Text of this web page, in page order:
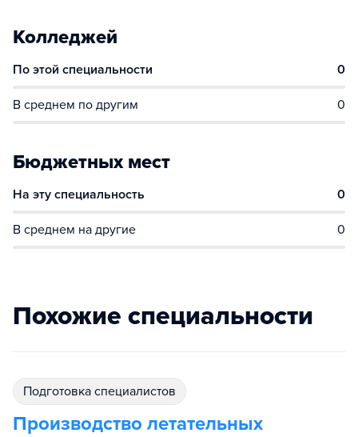
Колледжей
По этой специальности 0
В среднем по другим 0
Бюджетных мест
На эту специальность 0
В среднем на другие 0
Похожие специальности
подготовка специалистов
Производство летательных